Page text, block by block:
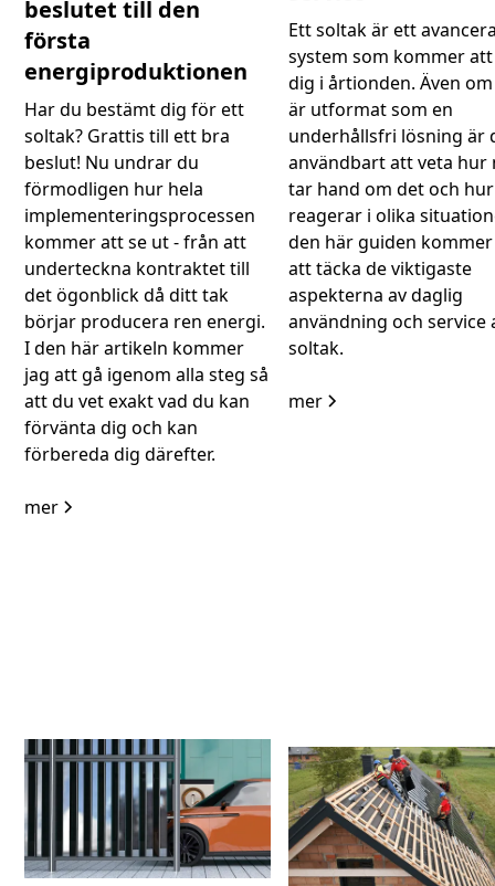
beslutet till den
första
energiproduktionen
Har du bestämt dig för ett
soltak? Grattis till ett bra
beslut! Nu undrar du
förmodligen hur hela
implementeringsprocessen
kommer att se ut - från att
underteckna kontraktet till
det ögonblick då ditt tak
börjar producera ren energi.
I den här artikeln kommer
jag att gå igenom alla steg så
att du vet exakt vad du kan
förvänta dig och kan
förbereda dig därefter.
mer
Ett soltak är ett
system som kommer
dig i årtionden. Även
är utformat som en
underhållsfri lösning är
användbart att veta hur
tar hand om det och
reagerar i olika
den här guiden
att täcka de viktigaste
aspekterna av daglig
användning och service
soltak.
mer